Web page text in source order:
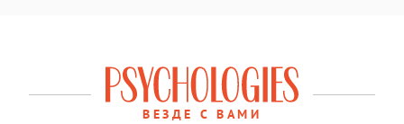
ВЕЗДЕ С ВАМИ